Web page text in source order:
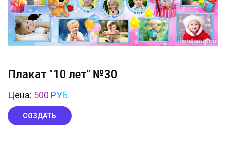
Плакат "10 лет" №30
Цена: 500 РУБ.
СОЗДАТЬ